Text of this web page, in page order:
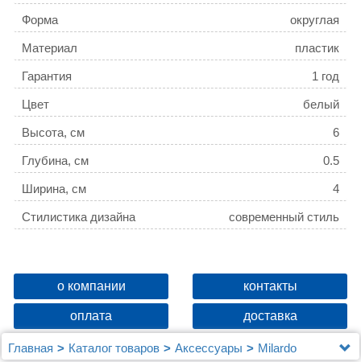
Форма округлая
Материал пластик
Гарантия 1 год
Цвет белый
Высота, см 6
Глубина, см 0.5
Ширина, см 4
Стилистика дизайна современный стиль
о компании контакты
оплата доставка
Главная Каталог товаров Аксессуары
Milardo